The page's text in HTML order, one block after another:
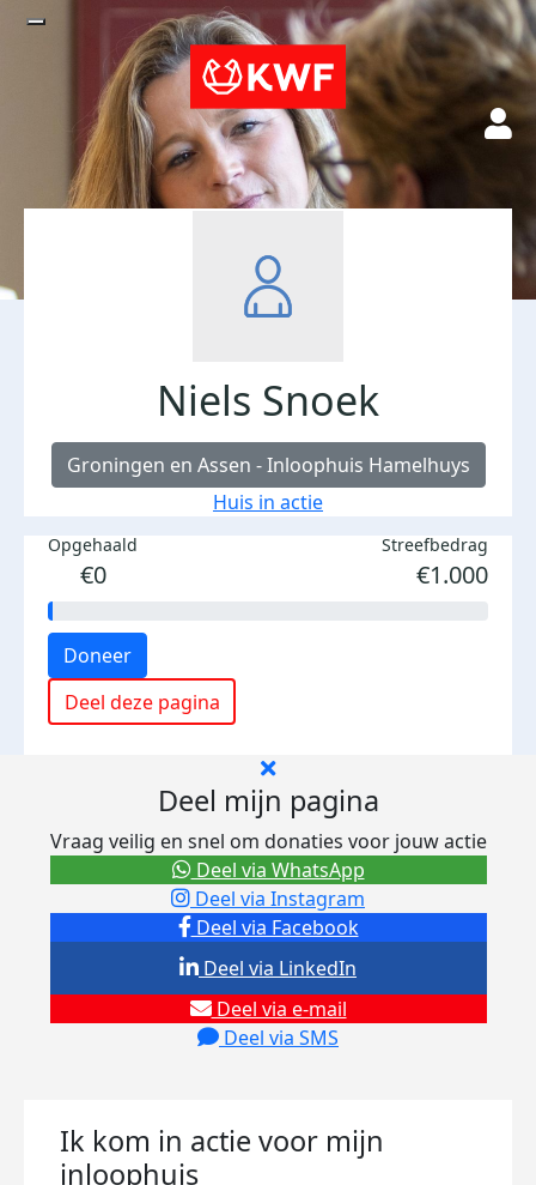
Niels Snoek
Groningen en Assen - Inloophuis Hamelhuys
Huis in actie
Opgehaald
€0
Streefbedrag
€1.000
Doneer
Deel deze pagina
Deel mijn pagina
Vraag veilig en snel om donaties voor jouw actie
Deel via Facebook
Deel via Instagram
Deel via e-mail
Deel via SMS
Deel via LinkedIn
Deel via WhatsApp
Ik kom in actie voor mijn
inloophuis